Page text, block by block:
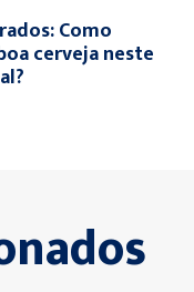
Como
cerveja neste